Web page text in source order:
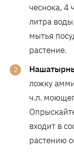
чеснока, 4
литра
мытья
растение.
ложку
ч.л.
входит в
растению